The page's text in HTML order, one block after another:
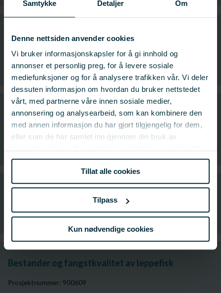
Samtykke Detaljer Om
Denne nettsiden anvender cookies
Vi bruker informasjonskapsler for å gi innhold og
annonser et personlig preg, for å levere sosiale
mediefunksjoner og for å analysere trafikken vår. Vi deler
dessuten informasjon om hvordan du bruker nettstedet
vårt, med partnerne våre innen sosiale medier,
annonsering og analysearbeid, som kan kombinere den
med annen informasjon du har gjort tilgjengelig for dem,
eller som de har samlet inn gjennom din bruk av
informasjonskapsler ved å bruke nettstedet vårt.
Tillat alle cookies
Tilpass
Kun nødvendige cookies
Utvikle kunnskap om hvordan en best får
Prosjektnummer: 900831
Helhetlig konsept for sortering og logistikk av
rognkjeksyngel
Prosjektnummer: 900818
Bestander og fangstkvalitet av leppefisk
Prosjektnummer: 900609